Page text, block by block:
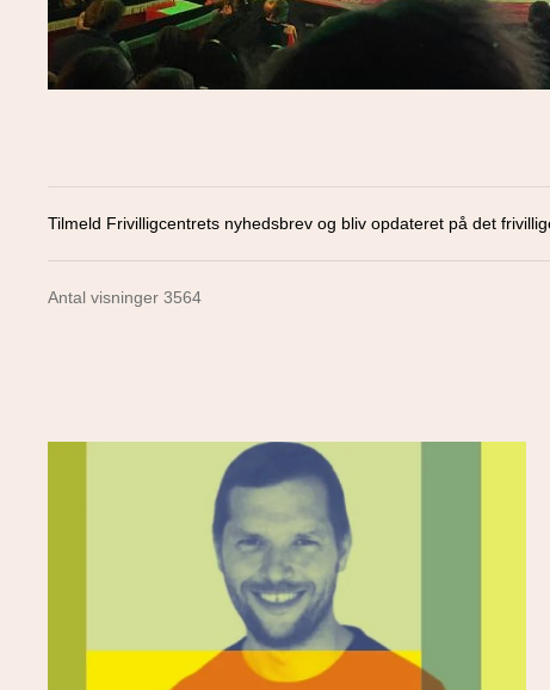
Tilmeld Frivilligcentrets nyhedsbrev og bliv opdateret på det
Antal visninger 3564